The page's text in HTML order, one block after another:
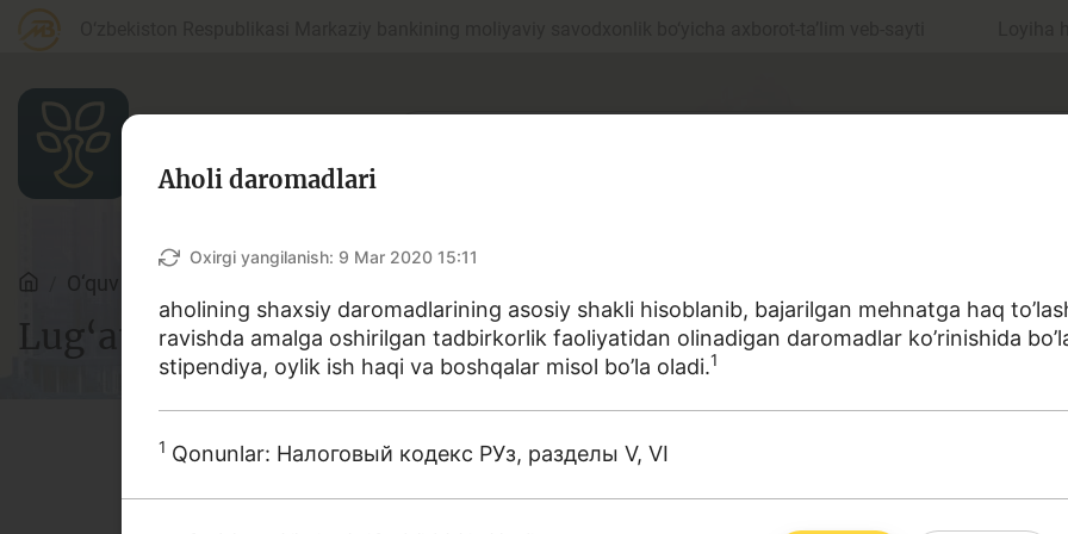
Maqolalar
Bank agentlari uchun Pul Islom moliyasi
O‘quv qo‘llanmalar
Lug‘at
Ushbu lug‘atda bank va moliya sohasiga oid terminlarning aniq ta'riflarini
Aholi daromadlari
Oxirgi yangilanish: 9 Mar 2020 15:11
aholining shaxsiy daromadlarining asosiy shakli hisoblanib, bajarilgan mehnatga haq
ravishda amalga oshirilgan tadbirkorlik faoliyatidan olinadigan daromadlar ko’rinishida
stipendiya, oylik ish haqi va boshqalar misol bo’la oladi.1
1 Qonunlar: Налоговый кодекс РУз, разделы V, VI